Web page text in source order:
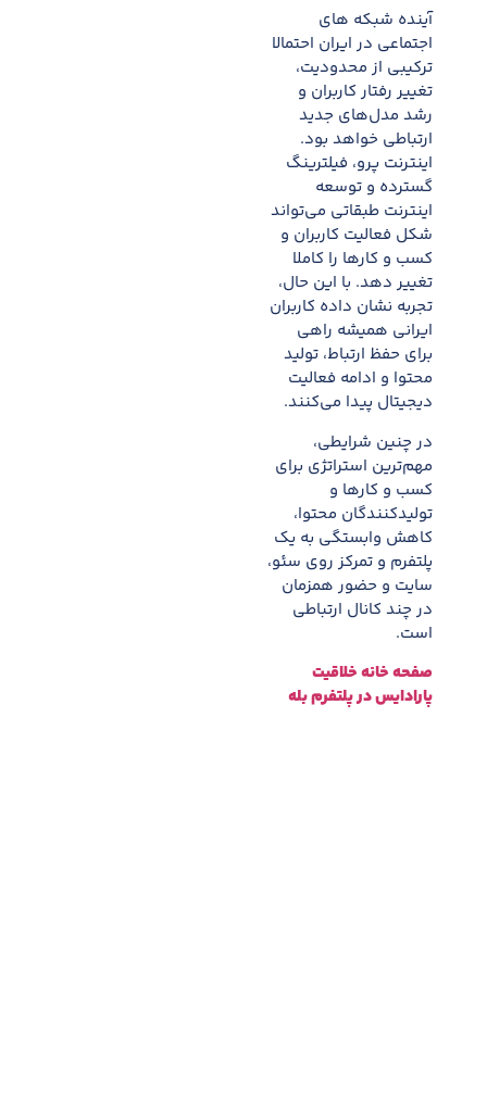
آینده شبکه های
اجتماعی در ایران احتمالا
ترکیبی از محدودیت،
تغییر رفتار کاربران و
رشد مدل‌های جدید
ارتباطی خواهد بود.
اینترنت پرو، فیلترینگ
گسترده و توسعه
اینترنت طبقاتی می‌تواند
شکل فعالیت کاربران و
کسب و کارها را کاملا
تغییر دهد. با این حال،
تجربه نشان داده کاربران
ایرانی همیشه راهی
برای حفظ ارتباط، تولید
محتوا و ادامه فعالیت
دیجیتال پیدا می‌کنند.
در چنین شرایطی،
مهم‌ترین استراتژی برای
کسب و کارها و
تولیدکنندگان محتوا،
کاهش وابستگی به یک
پلتفرم و تمرکز روی سئو،
سایت و حضور همزمان
در چند کانال ارتباطی
است.
صفحه خانه خلاقیت
پارادایس در پلتفرم بله